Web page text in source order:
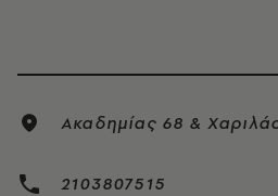
Ακαδηµίας 68 &
2103807515